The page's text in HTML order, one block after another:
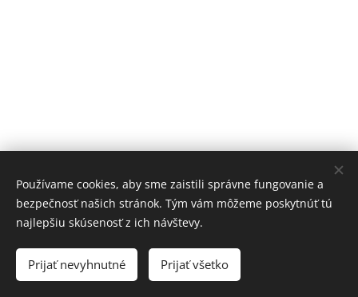
Rabekka Art s.r.o.
Vytvorené službouWebnode
Používame cookies, aby sme zaistili správne fungovanie a
bezpečnosť našich stránok. Tým vám môžeme poskytnúť tú
najlepšiu skúsenosť z ich návštevy.
Prijať nevyhnutné Prijať všetko